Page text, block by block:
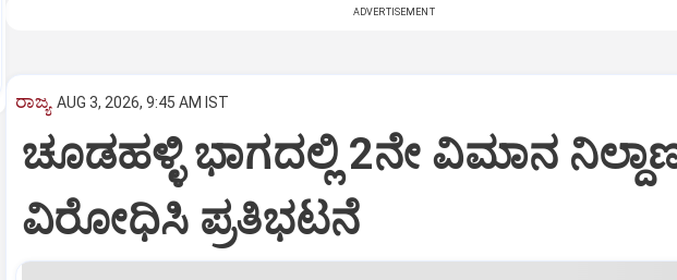
ADVERTISEMENT
ರಾಜ್ಯ AUG 3, 2026, 9:45 AM IST
ಚೂಡಹಳ್ಳಿ ಭಾಗದಲ್ಲಿ 2ನೇ ವಿಮಾನ
ವಿರೋಧಿಸಿ ಪ್ರತಿಭಟನೆ